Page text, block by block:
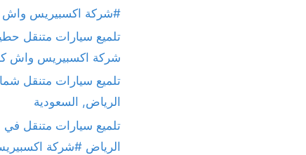
#شركة اكسبيريس واش
تلميع سيارات متنقل
شركة اكسبيريس واش
تلميع سيارات متنقل
الرياض, السعودية
تلميع سيارات متنقل في
الرياض #شركة